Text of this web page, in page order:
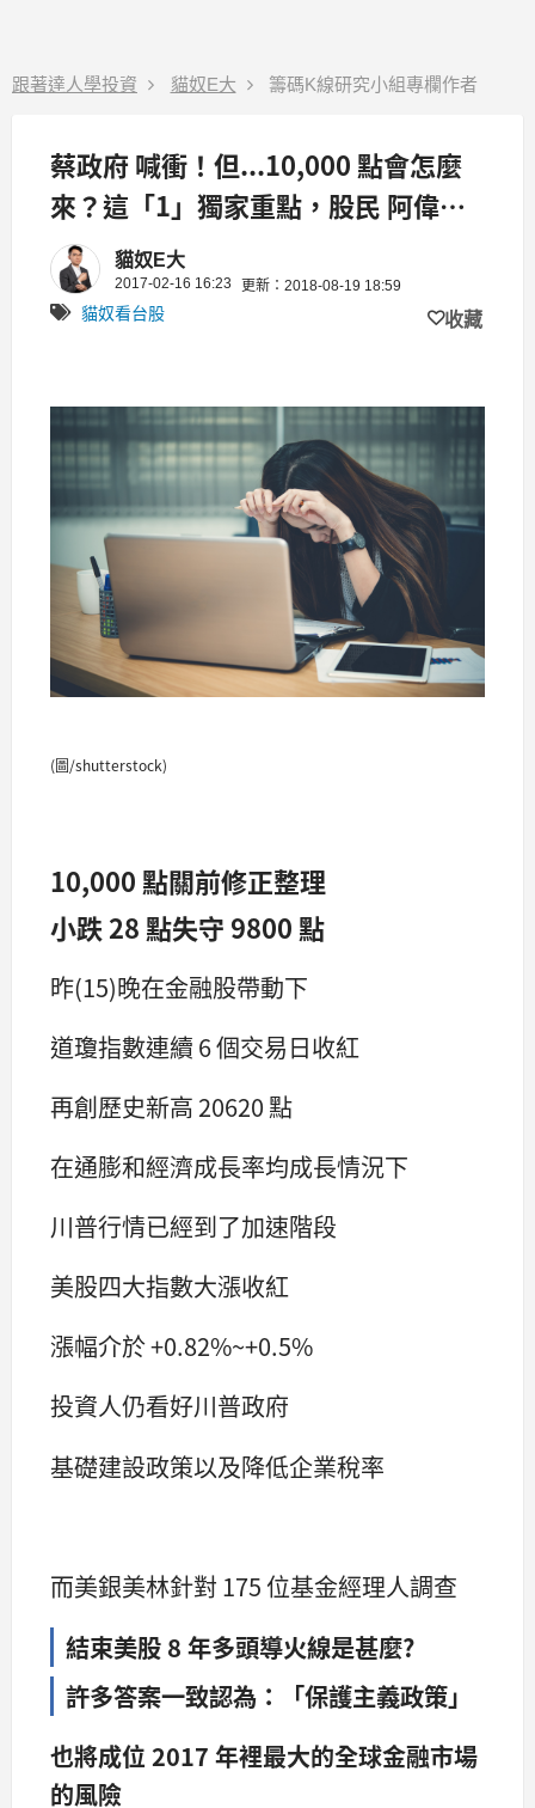
跟著達人學投資 貓奴E大 籌碼K線研究小組專欄作者
蔡政府 喊衝！但...10,000 點會怎麼
來？這「1」獨家重點，股民 阿偉：
一定要 看仔細！
貓奴E大
2017-02-16 16:23 更新：2018-08-19 18:59
貓奴看台股 收藏
(圖/shutterstock)
10,000 點關前修正整理
小跌 28 點失守 9800 點
昨(15)晚在金融股帶動下
道瓊指數連續 6 個交易日收紅
再創歷史新高 20620 點
在通膨和經濟成長率均成長情況下
川普行情已經到了加速階段
美股四大指數大漲收紅
漲幅介於 +0.82%~+0.5%
投資人仍看好川普政府
基礎建設政策以及降低企業稅率
而美銀美林針對 175 位基金經理人調查
結束美股 8 年多頭導火線是甚麼?
許多答案一致認為：「保護主義政策」
也將成位 2017 年裡最大的全球金融市場
的風險